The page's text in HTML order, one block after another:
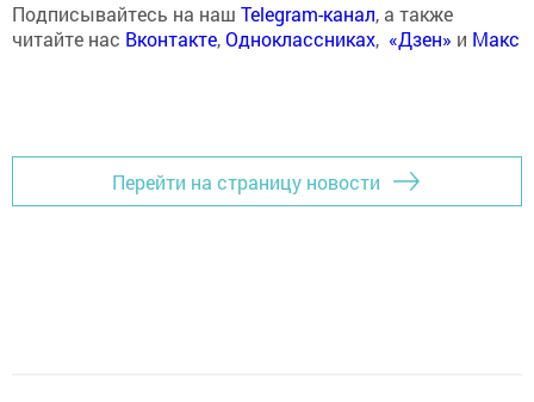
Подписывайтесь на наш Telegram-канал, а также
читайте нас Вконтакте,Одноклассниках, «Дзен» и Макс
Перейти на страницу новости